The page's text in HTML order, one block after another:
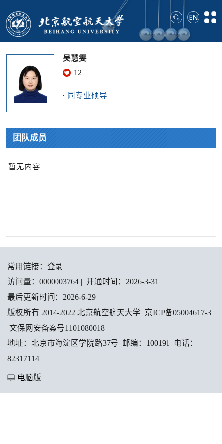
吴慧雯
12
同专业硕导
团队成员
暂无内容
常用链接： 登录
访问量： 0000003764| 开通时间： 2026-3-31
最后更新时间： 2026-6-29
版权所有 2014-2022 北京航空航天大学 京ICP备05004617-3
文保网安备案号1101080018
地址：北京市海淀区学院路37号 邮编：100191 电话：
82317114
电脑版